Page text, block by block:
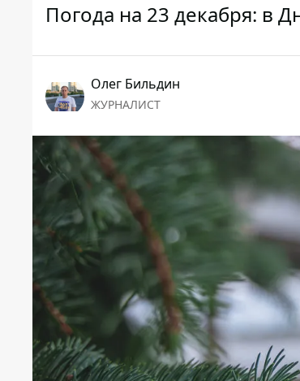
Погода на 23 декабря: в
Олег Бильдин
ЖУРНАЛИСТ